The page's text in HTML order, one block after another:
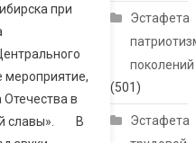
при
мероприятие,
в
славы». В
Эстафета
поколений
(501)
Эстафета